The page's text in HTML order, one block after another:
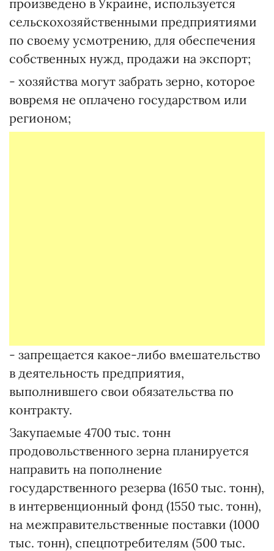
произведено в Украине, используется
сельскохозяйственными предприятиями
по своему усмотрению, для обеспечения
собственных нужд, продажи на экспорт;
- хозяйства могут забрать зерно, которое
вовремя не оплачено государством или
регионом;
- запрещается какое-либо вмешательство
в деятельность предприятия,
выполнившего свои обязательства по
контракту.
Закупаемые 4700 тыс. тонн
продовольственного зерна планируется
направить на пополнение
государственного резерва (1650 тыс. тонн),
в интервенционный фонд (1550 тыс. тонн),
на межправительственные поставки (1000
тыс. тонн), спецпотребителям (500 тыс.